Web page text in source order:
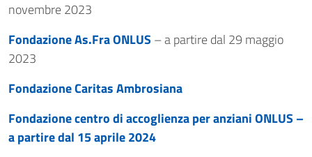
novembre 2023
Fondazione As.Fra ONLUS– a partire dal 29 maggio
2023
Fondazione Caritas Ambrosiana
Fondazione centro di accoglienza per anziani ONLUS –
a partire dal 15 aprile 2024